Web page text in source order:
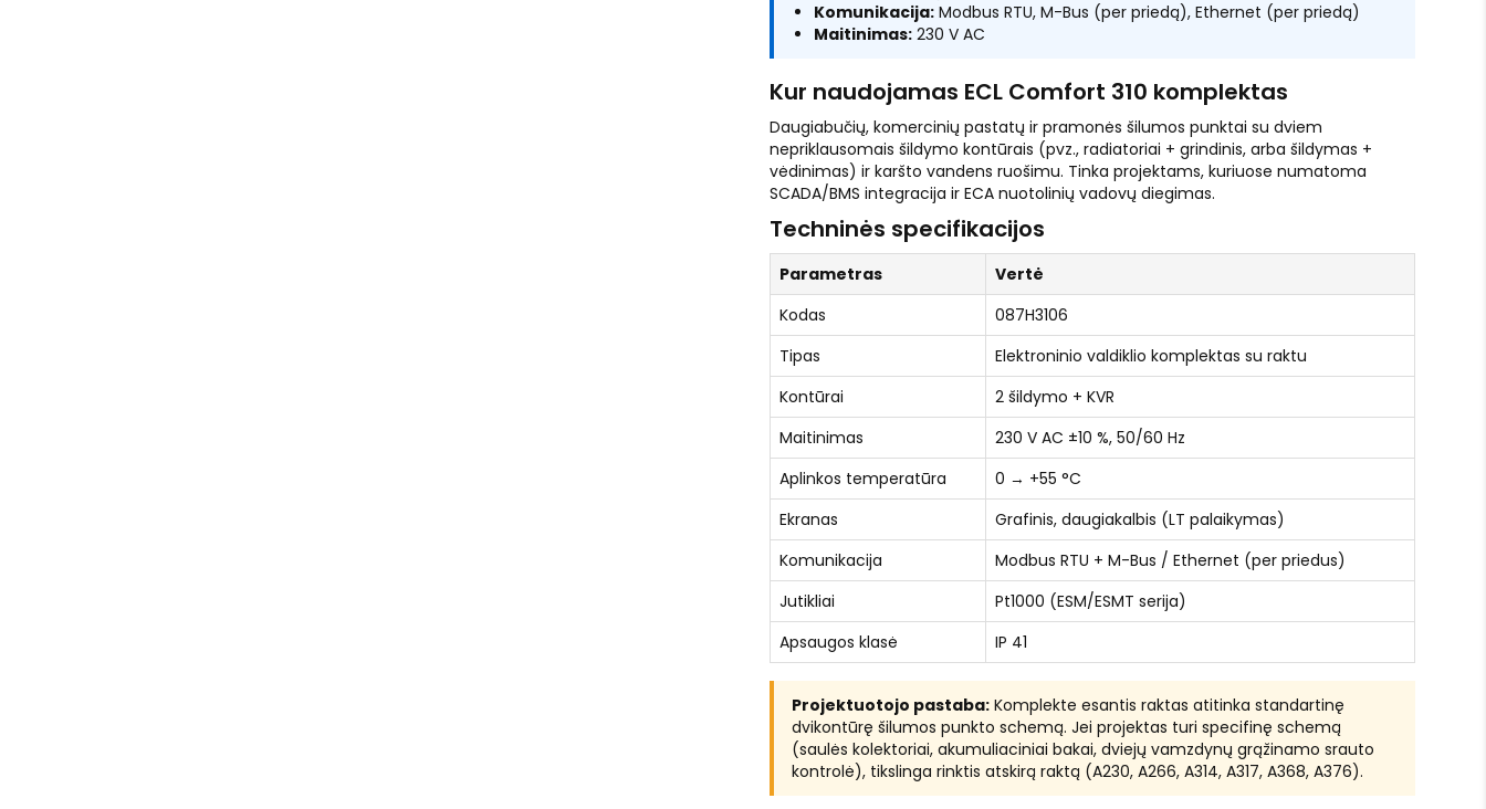
Komunikacija: Modbus RTU, M-Bus (per priedą), Ethernet (per priedą)
Maitinimas: 230 V AC
Kur naudojamas ECL Comfort 310 komplektas
Daugiabučių, komercinių pastatų ir pramonės šilumos punktai su dviem
nepriklausomais šildymo kontūrais (pvz., radiatoriai + grindinis, arba šildymas +
vėdinimas) ir karšto vandens ruošimu. Tinka projektams, kuriuose numatoma
SCADA/BMS integracija ir ECA nuotolinių vadovų diegimas.
Techninės specifikacijos
Parametras
Vertė
Kodas
087H3106
Tipas
Elektroninio valdiklio komplektas su raktu
Kontūrai
2 šildymo + KVR
Maitinimas
230 V AC ±10 %, 50/60 Hz
Aplinkos temperatūra
0 → +55 °C
Ekranas
Grafinis, daugiakalbis (LT palaikymas)
Komunikacija
Modbus RTU + M-Bus / Ethernet (per priedus)
Jutikliai
Pt1000 (ESM/ESMT serija)
Apsaugos klasė
IP 41
Projektuotojo pastaba: Komplekte esantis raktas atitinka standartinę
dvikontūrę šilumos punkto schemą. Jei projektas turi specifinę schemą
(saulės kolektoriai, akumuliaciniai bakai, dviejų vamzdynų grąžinamo srauto
kontrolė), tikslinga rinktis atskirą raktą (A230, A266, A314, A317, A368, A376).